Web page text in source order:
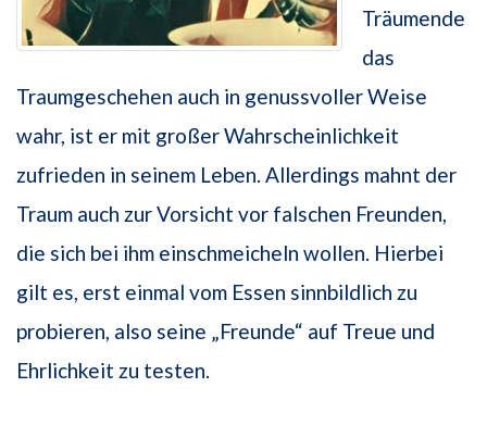
Träumende
das
Traumgeschehen auch in genussvoller Weise
wahr, ist er mit großer Wahrscheinlichkeit
zufrieden in seinem Leben. Allerdings mahnt der
Traum auch zur Vorsicht vor falschen Freunden,
die sich bei ihm einschmeicheln wollen. Hierbei
gilt es, erst einmal vom Essen sinnbildlich zu
probieren, also seine „Freunde“ auf Treue und
Ehrlichkeit zu testen.